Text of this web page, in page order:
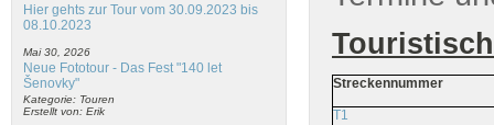
Hier gehts zur Tour vom 30.09.2023 bis
08.10.2023
Mai 30, 2026
Neue Fototour - Das Fest "140 let
Šenovky"
Kategorie: Touren
Erstellt von: Erik
Streckennummer
T1